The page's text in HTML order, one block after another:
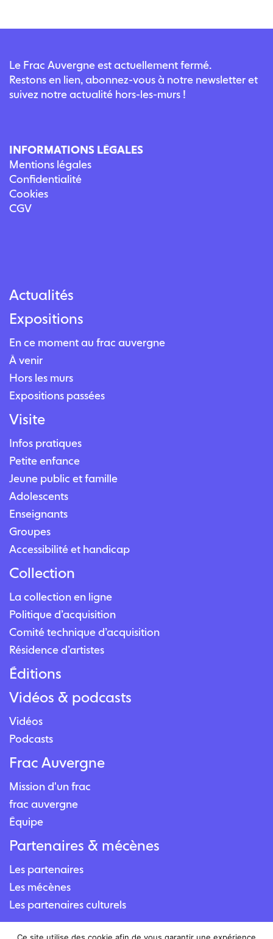
Le Frac Auvergne est actuellement fermé.
Restons en lien, abonnez-vous à notre newsletter et
suivez notre actualité hors-les-murs !
INFORMATIONS LÉGALES
Mentions légales
Confidentialité
Cookies
CGV
Actualités
Expositions
En ce moment au frac auvergne
À venir
Hors les murs
Expositions passées
Visite
Infos pratiques
Petite enfance
Jeune public et famille
Adolescents
Enseignants
Groupes
Accessibilité et handicap
Collection
La collection en ligne
Politique d’acquisition
Comité technique d’acquisition
Résidence d’artistes
Éditions
Vidéos & podcasts
Vidéos
Podcasts
Frac Auvergne
Mission d'un frac
frac auvergne
Équipe
Partenaires & mécènes
Les partenaires
Les mécènes
Les partenaires culturels